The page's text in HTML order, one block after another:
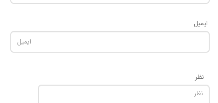
ایمیل
نظر